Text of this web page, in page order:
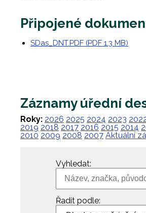
Připojené
SDas_DNT.PDF (PDF 1.3 MB)
Záznamy úřední
Roky: 2026 2025 2024 2023
2019 2018 2017 2016 2015 2014
2010 2009 2008 2007 Aktuální
Vyhledat:
Řadit podle: